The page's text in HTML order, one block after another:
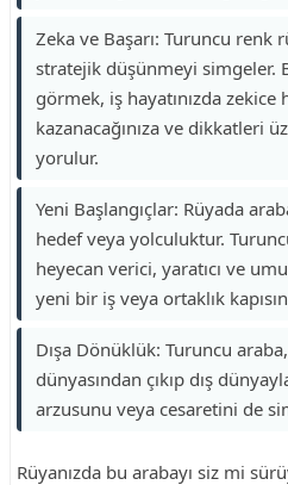
Zeka ve Başarı: Turuncu renk
stratejik düşünmeyi simgeler.
görmek, iş hayatınızda zekice
kazanacağınıza ve dikkatleri
yorulur.
Yeni Başlangıçlar: Rüyada
hedef veya yolculuktur.
heyecan verici, yaratıcı ve
yeni bir iş veya ortaklık
Dışa Dönüklük: Turuncu
dünyasından çıkıp dış
arzusunu veya cesaretini de
Rüyanızda bu arabayı siz mi